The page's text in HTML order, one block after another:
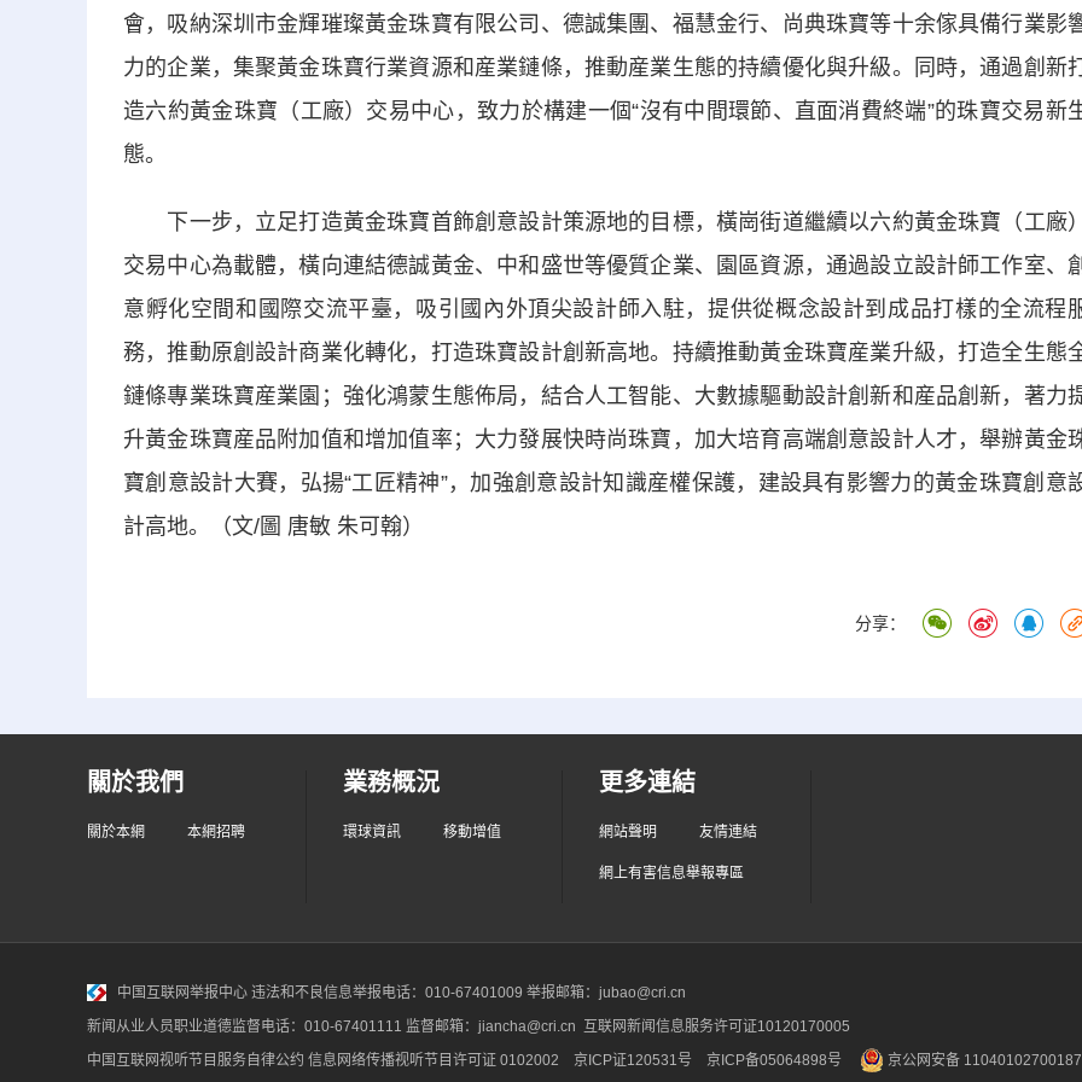
會，吸納深圳市金輝璀璨黃金珠寶有限公司、德誠集團、福慧金行、尚典珠寶等十余傢具備行業影
力的企業，集聚黃金珠寶行業資源和産業鏈條，推動産業生態的持續優化與升級。同時，通過創新
造六約黃金珠寶（工廠）交易中心，致力於構建一個“沒有中間環節、直面消費終端”的珠寶交易新
態。
下一步，立足打造黃金珠寶首飾創意設計策源地的目標，橫崗街道繼續以六約黃金珠寶（工廠）
交易中心為載體，橫向連結德誠黃金、中和盛世等優質企業、園區資源，通過設立設計師工作室、創
意孵化空間和國際交流平臺，吸引國內外頂尖設計師入駐，提供從概念設計到成品打樣的全流程
務，推動原創設計商業化轉化，打造珠寶設計創新高地。持續推動黃金珠寶産業升級，打造全生態
鏈條專業珠寶産業園；強化鴻蒙生態佈局，結合人工智能、大數據驅動設計創新和産品創新，著力
升黃金珠寶産品附加值和增加值率；大力發展快時尚珠寶，加大培育高端創意設計人才，舉辦黃金
寶創意設計大賽，弘揚“工匠精神”，加強創意設計知識産權保護，建設具有影響力的黃金珠寶創意
計高地。（文/圖 唐敏 朱可翰）
分享：
關於我們
關於本網 本網招聘
業務概況
環球資訊 移動增值
更多連結
網站聲明 友情連結
網上有害信息舉報專區
中国互联网举报中心 违法和不良信息举报电话：010-67401009 举报邮箱：jubao@cri.cn
新闻从业人员职业道德监督电话：010-67401111 监督邮箱：jiancha@cri.cn 互联网新闻信息服务许可证10120170005
中国互联网视听节目服务自律公约 信息网络传播视听节目许可证 0102002 京ICP证120531号 京ICP备05064898号 京公网安备